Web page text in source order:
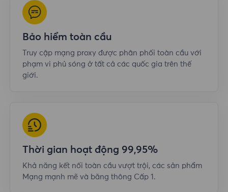
Bảo hiểm toàn cầu
Truy cập mạng proxy được phân phối toàn cầu với
phạm vi phủ sóng ở tất cả các quốc gia trên thế
giới.
Thời gian hoạt động 99,95%
Khả năng kết nối toàn cầu vượt trội, các sản phẩm
Mạng mạnh mẽ và băng thông Cấp 1.